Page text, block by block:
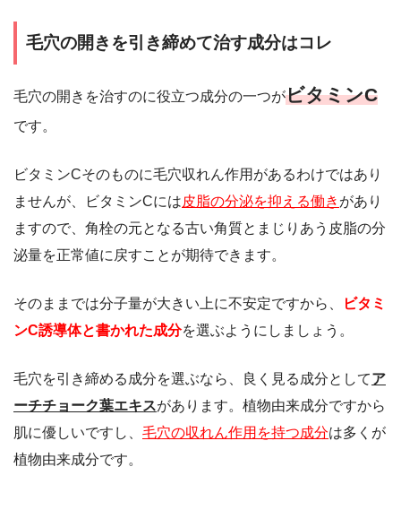
毛穴の開きを引き締めて治す成分はコレ
毛穴の開きを治すのに役立つ成分の一つがビタミンC
です。
ビタミンCそのものに毛穴収れん作用があるわけではあり
ませんが、ビタミンCには皮脂の分泌を抑える働き があり
ますので、角栓の元となる古い角質とまじりあう皮脂の分
泌量を正常値に戻すことが期待できます。
そのままでは分子量が大きい上に不安定ですから、
ビタミ
ンC誘導体と書かれた成分を選ぶようにしましょう。
毛穴を引き締める成分を選ぶなら、良く見る成分としてア
ーチチョーク葉エキスがあります。植物由来成分ですから
肌に優しいですし、 毛穴の収れん作用を持つ成分は多くが
植物由来成分です。